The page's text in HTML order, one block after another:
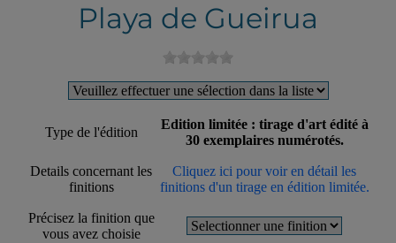
Playa de Gueirua
Type de l'édition
Edition limitée : tirage d'art édité à
30 exemplaires numérotés.
Details concernant les
finitions
Cliquez ici pour voir en détail les
finitions d'un tirage en édition limitée.
Précisez la finition que
vous avez choisie